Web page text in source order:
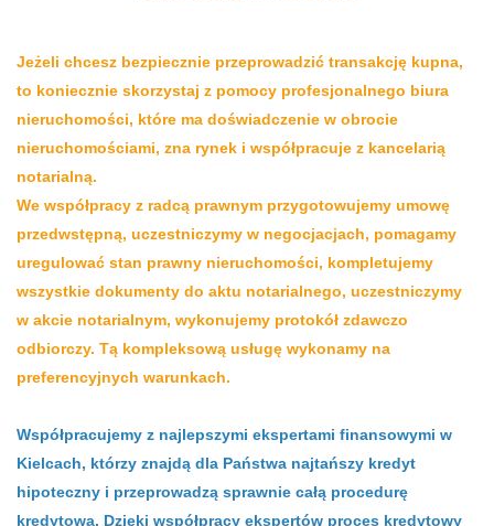
Jeżeli chcesz bezpiecznie przeprowadzić transakcję kupna,
to koniecznie skorzystaj z pomocy profesjonalnego biura
nieruchomości, które ma doświadczenie w obrocie
nieruchomościami, zna rynek i współpracuje z kancelarią
notarialną.
We współpracy z radcą prawnym przygotowujemy umowę
przedwstępną, uczestniczymy w negocjacjach, pomagamy
uregulować stan prawny nieruchomości, kompletujemy
wszystkie dokumenty do aktu notarialnego, uczestniczymy
w akcie notarialnym, wykonujemy protokół zdawczo
odbiorczy. Tą kompleksową usługę wykonamy na
preferencyjnych warunkach.
Współpracujemy z najlepszymi ekspertami finansowymi w
Kielcach, którzy znajdą dla Państwa najtańszy kredyt
hipoteczny i przeprowadzą sprawnie całą procedurę
kredytową. Dzięki współpracy ekspertów proces kredytowy